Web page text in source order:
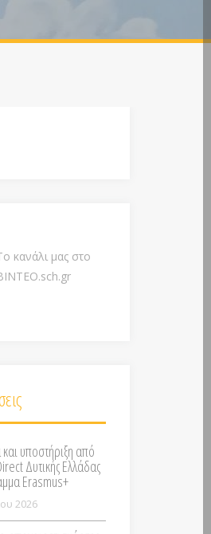
κανάλι μας στο
υποστήριξη από
Δυτικής Ελλάδας
Erasmus+
2026